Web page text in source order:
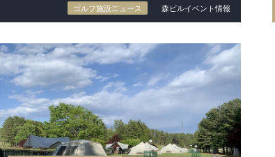
ゴルフ施設ニュース 森ビルイベント情報